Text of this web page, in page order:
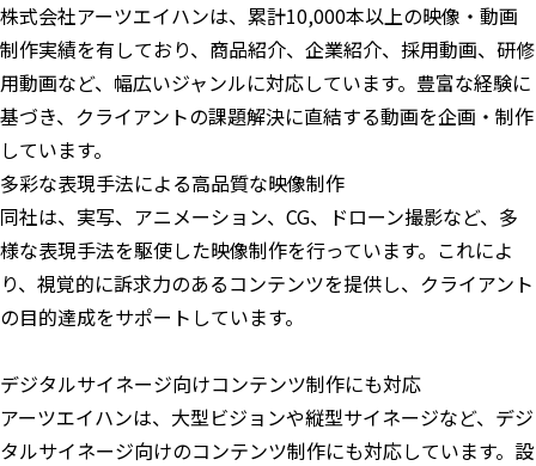
株式会社アーツエイハンは、累計10,000本以上の映像・動画
制作実績を有しており、商品紹介、企業紹介、採用動画、研修
用動画など、幅広いジャンルに対応しています。豊富な経験に
基づき、クライアントの課題解決に直結する動画を企画・制作
しています。
多彩な表現手法による高品質な映像制作
同社は、実写、アニメーション、CG、ドローン撮影など、多
様な表現手法を駆使した映像制作を行っています。これによ
り、視覚的に訴求力のあるコンテンツを提供し、クライアント
の目的達成をサポートしています。
デジタルサイネージ向けコンテンツ制作にも対応
アーツエイハンは、大型ビジョンや縦型サイネージなど、デジ
タルサイネージ向けのコンテンツ制作にも対応しています。設